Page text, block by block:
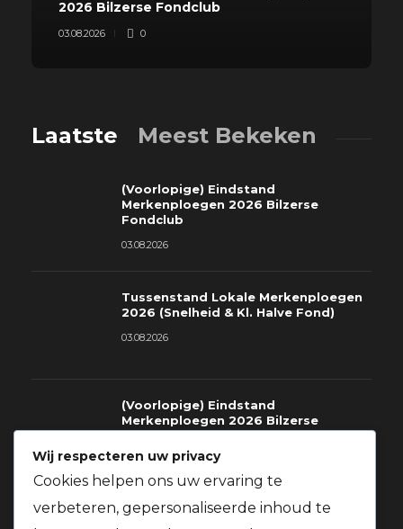
2026 Bilzerse Fondclub
03.08.2026 0
Laatste Meest Bekeken
(Voorlopige) Eindstand
Merkenploegen 2026 Bilzerse
Fondclub
03.08.2026
Tussenstand Lokale Merkenploegen
2026 (Snelheid & Kl. Halve Fond)
03.08.2026
(Voorlopige) Eindstand
Merkenploegen 2026 Bilzerse
Fondclub
03.08.2026
Richtlijnen voor deelname gratis
Wij respecteren uw privacy
Cookies helpen ons uw ervaring te
verbeteren, gepersonaliseerde inhoud te